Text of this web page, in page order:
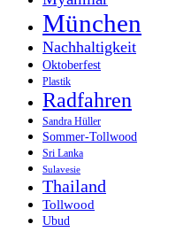
München
Nachhaltigkeit
Oktoberfest
Plastik
Radfahren
Sandra Hüller
Sommer-Tollwood
Sri Lanka
Sulavesie
Thailand
Tollwood
Ubud